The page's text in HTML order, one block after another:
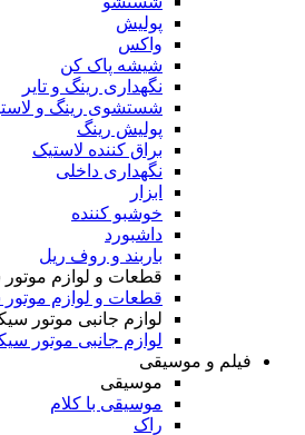
پولیش
واکس
شیشه پاک کن
نگهداری رینگ و تایر
شستشوی رینگ و
پولیش رینگ
براق کننده لاستیک
نگهداری داخلی
ابزار
خوشبو کننده
داشبورد
باربند و روف ریل
قطعات و لوازم
قطعات و لوازم
لوازم جانبی موتور
لوازم جانبی موتور
فیلم و موسیقی
موسیقی
موسیقی با کلام
راک